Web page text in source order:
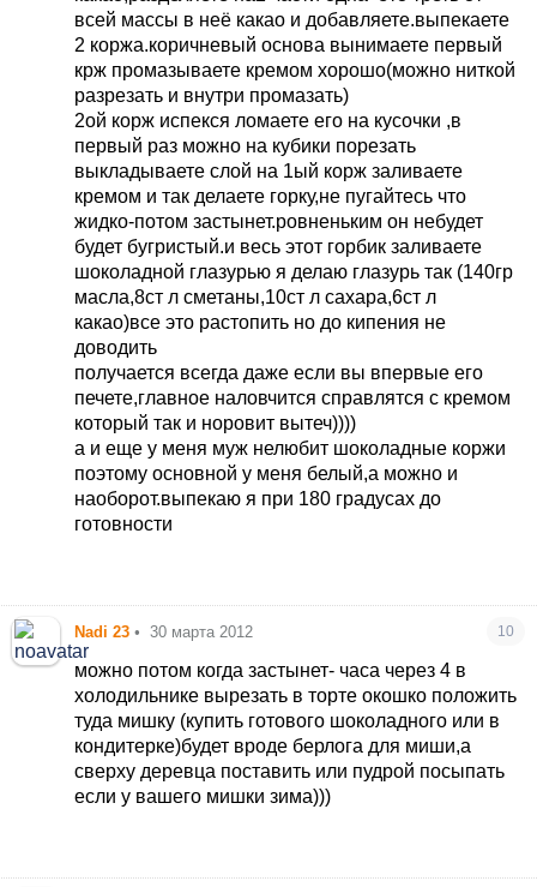
всей массы в неё какао и добавляете.выпекаете
2 коржа.коричневый основа вынимаете первый
крж промазываете кремом хорошо(можно ниткой
разрезать и внутри промазать)
2ой корж испекся ломаете его на кусочки ,в
первый раз можно на кубики порезать
выкладываете слой на 1ый корж заливаете
кремом и так делаете горку,не пугайтесь что
жидко-потом застынет.ровненьким он небудет
будет бугристый.и весь этот горбик заливаете
шоколадной глазурью я делаю глазурь так (140гр
масла,8ст л сметаны,10ст л сахара,6ст л
какао)все это растопить но до кипения не
доводить
получается всегда даже если вы впервые его
печете,главное наловчится справлятся с кремом
который так и норовит вытеч))))
а и еще у меня муж нелюбит шоколадные коржи
поэтому основной у меня белый,а можно и
наоборот.выпекаю я при 180 градусах до
готовности
Nadi 23 • 30 марта 2012 10
можно потом когда застынет- часа через 4 в
холодильнике вырезать в торте окошко положить
туда мишку (купить готового шоколадного или в
кондитерке)будет вроде берлога для миши,а
сверху деревца поставить или пудрой посыпать
если у вашего мишки зима)))